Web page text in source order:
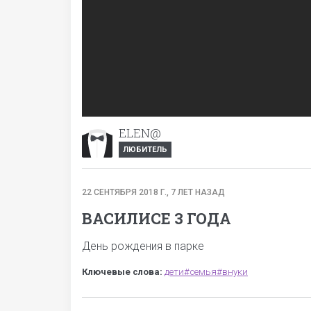
ELEN@
ЛЮБИТЕЛЬ
22 СЕНТЯБРЯ 2018 Г., 7 ЛЕТ НАЗАД
ВАСИЛИСЕ 3 ГОДА
День рождения в парке
Ключевые слова: дети#семья#внуки